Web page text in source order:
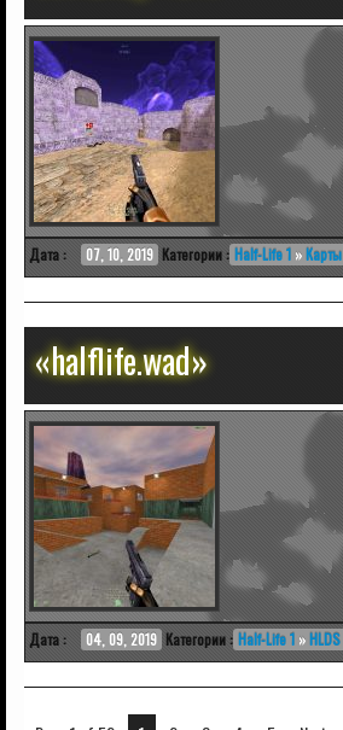
Дата : 07, 10, 2019 Категории : Half-Life 1 »Карты
«halflife.wad»
Дата : 04, 09, 2019 Категории : Half-Life 1 »HLDS